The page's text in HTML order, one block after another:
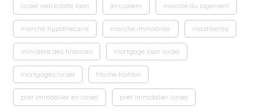
israel real estate loan jerusalem marché du logement
marché hypothécaire marché immobilier mashkenta
ministère des finances mortgage loan israel
mortgages israel Moshe Kahlon
pret immobilier en Israel pret immobilier Israel